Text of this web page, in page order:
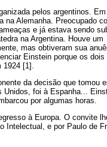
pelos argentinos.
na Alemanha. Preocupado
e já estava sendo
na Argentina. Houve um
mas obtiveram sua
Einstein porque os dois
1924 [1].
da decisão que tomou
Unidos, foi à Espanha...
por algumas horas.
à Europa. O convite
Intelectual, e por Paulo de